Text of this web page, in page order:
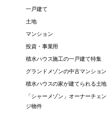
一戸建て
土地
マンション
投資・事業用
積水ハウス施工の一戸建て特集
グランドメゾンの中古マンション
積水ハウスの家が建てられる土地
「シャーメゾン」オーナーチェン
ジ物件